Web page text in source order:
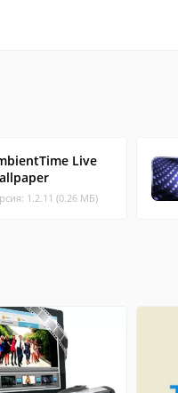
Live
1.2.11 (0.26 МБ)